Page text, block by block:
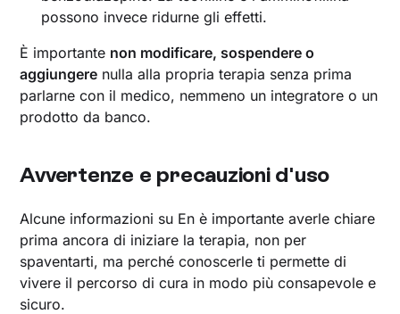
possono invece ridurne gli effetti.
È importante non modificare, sospendere o
aggiungere nulla alla propria terapia senza prima
parlarne con il medico, nemmeno un integratore o un
prodotto da banco.
Avvertenze e precauzioni d'uso
Alcune informazioni su En è importante averle chiare
prima ancora di iniziare la terapia, non per
spaventarti, ma perché conoscerle ti permette di
vivere il percorso di cura in modo più consapevole e
sicuro.